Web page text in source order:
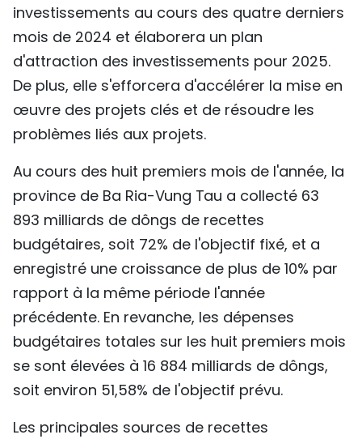
investissements au cours des quatre derniers
mois de 2024 et élaborera un plan
d'attraction des investissements pour 2025.
De plus, elle s'efforcera d'accélérer la mise en
œuvre des projets clés et de résoudre les
problèmes liés aux projets.
Au cours des huit premiers mois de l'année, la
province de Ba Ria-Vung Tau a collecté 63
893 milliards de dôngs de recettes
budgétaires, soit 72% de l'objectif fixé, et a
enregistré une croissance de plus de 10% par
rapport à la même période l'année
précédente. En revanche, les dépenses
budgétaires totales sur les huit premiers mois
se sont élevées à 16 884 milliards de dôngs,
soit environ 51,58% de l'objectif prévu.
Les principales sources de recettes